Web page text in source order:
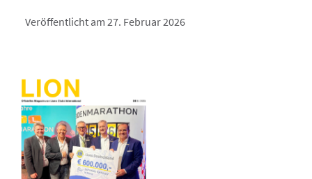
Veröffentlicht am 27. Februar 2026